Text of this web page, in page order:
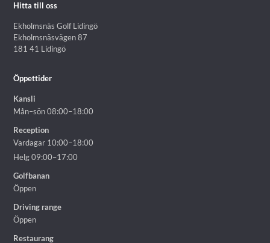
Hitta till oss
Ekholmsnäs Golf Lidingö
Ekholmsnäsvägen 87
181 41 Lidingö
Öppettider
Kansli
Mån–sön 08:00–18:00
Reception
Vardagar 10:00–18:00
Helg 09:00–17:00
Golfbanan
Öppen
Driving range
Öppen
Restaurang